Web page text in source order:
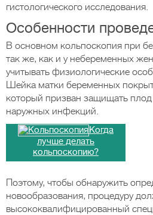
гистологического исследования.
Особенности
В основном кольпоскопия при
так же, как и у небеременных
учитывать физиологические
Шейка матки беременных
который призван защищать плод
наружных инфекций.
Когда
лучше делать
кольпоскопию?
Поэтому, чтобы обнаружить
новообразования, процедуру
высококвалифицированный